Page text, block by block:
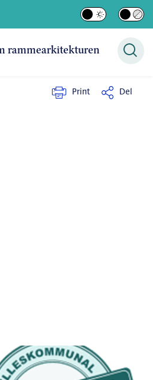
rammearkitekturen
Print Del